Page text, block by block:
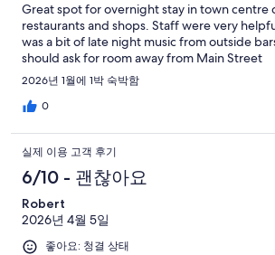
Great spot for overnight stay in town centre
restaurants and shops. Staff were very
was a bit of late night music from outside
should ask for room away from Main Street
2026년 1월에 1박 숙박함
0
실제 이용 고객 후기
6/10 - 괜찮아요
Robert
2026년 4월 5일
좋아요: 청결 상태